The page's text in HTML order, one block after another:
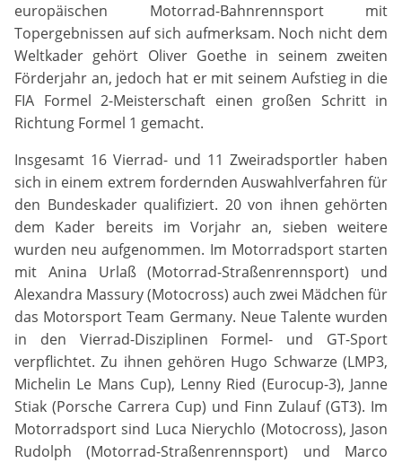
europäischen Motorrad-Bahnrennsport mit
Topergebnissen auf sich aufmerksam. Noch nicht dem
Weltkader gehört Oliver Goethe in seinem zweiten
Förderjahr an, jedoch hat er mit seinem Aufstieg in die
FIA Formel 2-Meisterschaft einen großen Schritt in
Richtung Formel 1 gemacht.
Insgesamt 16 Vierrad- und 11 Zweiradsportler haben
sich in einem extrem fordernden Auswahlverfahren für
den Bundeskader qualifiziert. 20 von ihnen gehörten
dem Kader bereits im Vorjahr an, sieben weitere
wurden neu aufgenommen. Im Motorradsport starten
mit Anina Urlaß (Motorrad-Straßenrennsport) und
Alexandra Massury (Motocross) auch zwei Mädchen für
das Motorsport Team Germany. Neue Talente wurden
in den Vierrad-Disziplinen Formel- und GT-Sport
verpflichtet. Zu ihnen gehören Hugo Schwarze (LMP3,
Michelin Le Mans Cup), Lenny Ried (Eurocup-3), Janne
Stiak (Porsche Carrera Cup) und Finn Zulauf (GT3). Im
Motorradsport sind Luca Nierychlo (Motocross), Jason
Rudolph (Motorrad-Straßenrennsport) und Marco
Cookie Laufzeit:
12 Monate
Statistiken
Erstellung von Berichten über die Website-
Nutzungsstatistik dienen, ohne dass einzelne
Besucher persönlich identifiziert werden können.
Google Analytics
Name:
_gat, _ga, _gid
Anbieter:
Google LLC
Zweck:
Diese Cookies dienen zur Erhebung von Statistiken zur
Website-Nutzung.